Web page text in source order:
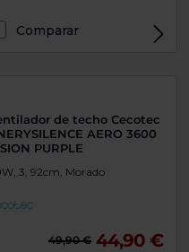
Comparar
de techo Cecotec
AERO 3600
PURPLE
3, 92cm, Morado
49,90 € 44,90 €